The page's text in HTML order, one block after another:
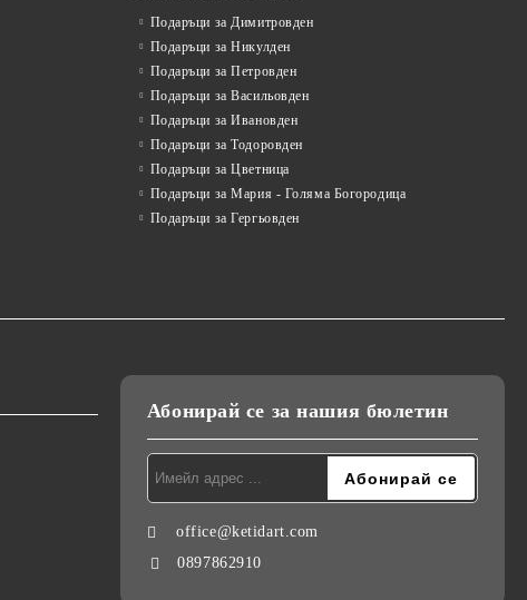
Подаръци за Димитровден
Подаръци за Никулден
Подаръци за Петровден
Подаръци за Васильовден
Подаръци за Ивановден
Подаръци за Тодоровден
Подаръци за Цветница
Подаръци за Мария - Голяма Богородица
Подаръци за Гергьовден
Абонирай се за нашия бюлетин
office@ketidart.com
0897862910